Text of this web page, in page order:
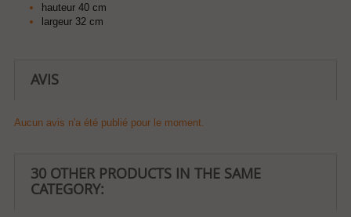
hauteur 40 cm
largeur 32 cm
AVIS
Aucun avis n'a été publié pour le moment.
30 OTHER PRODUCTS IN THE SAME
CATEGORY: